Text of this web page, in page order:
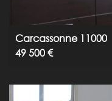
Carcassonne 11000
49 500 €